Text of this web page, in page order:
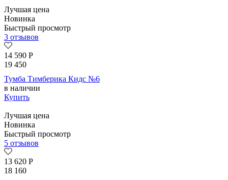
Лучшая цена
Новинка
Быстрый просмотр
3 отзывов
14 590 Р
19 450
Тумба Тимберика Кидс №6
в наличии
Купить
Лучшая цена
Новинка
Быстрый просмотр
5 отзывов
13 620 Р
18 160